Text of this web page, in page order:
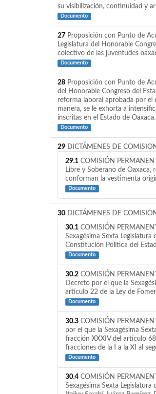
su visibilización, continuidad y
Documento
27 Proposición con Punto de
Legislatura del Honorable
colectivo de las juventudes
Documento
28 Proposición con Punto de
del Honorable Congreso del
reforma laboral aprobada por el
manera, se le exhorta a
inscritas en el Estado de Oaxaca.
Documento
29 DICTÁMENES DE
29.1 COMISIÓN
Libre y Soberano de
conforman la vestimenta
Documento
30 DICTÁMENES DE
30.1 COMISIÓN
Sexagésima Sexta
Constitución Política del
Documento
30.2 COMISIÓN
Decreto por el que la
artículo 22 de la Ley de
Documento
30.3 COMISIÓN
por el que la Sexagésima
fracción XXXIV del artículo
fracciones de la I a la XI al
Documento
30.4 COMISIÓN
Sexagésima Sexta